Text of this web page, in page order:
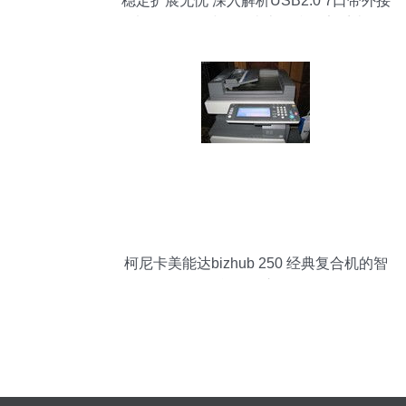
柯尼卡美能达bizhub 250 经典复合机的智